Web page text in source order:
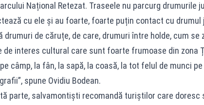
Național Retezat. Traseele nu parcurg drumurile
cu ele și au foarte, foarte puțin contact cu drumul
drumuri de căruțe, de care, drumuri între holde, cum se
de interes cultural care sunt foarte frumoase din zona
câmp, la fân, la sapă, la coasă, la tot felul de munci
spune Ovidiu Bodean.
parte, salvamontiști recomandă turiștilor care doresc